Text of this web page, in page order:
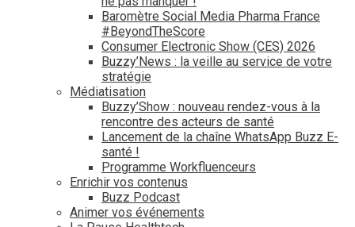
Baromètre Social Media Pharma France
#BeyondTheScore
Consumer Electronic Show (CES) 2026
Buzzy’News : la veille au service de votre
stratégie
Médiatisation
Buzzy’Show : nouveau rendez-vous à la
rencontre des acteurs de santé
Lancement de la chaîne WhatsApp Buzz E-
santé !
Programme Workfluenceurs
Enrichir vos contenus
Buzz Podcast
Animer vos événements